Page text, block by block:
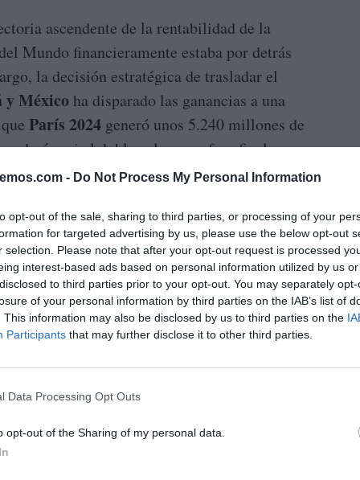
- Do Not Process My Personal Information
opt-out of the sale, sharing to third parties, or processing of your
for targeted advertising by us, please use the below opt-out
selection. Please note that after your opt-out request is processed
interest-based ads based on personal information utilized by us
to third parties prior to your opt-out. You may separately
of your personal information by third parties on the IAB’s list of
This information may also be disclosed by us to third parties on the
Participants that may further disclose it to other third parties.
Data Processing Opt Outs
opt-out of the Sharing of my personal data.
ascendente de la rentabilidad de la
Mundo financieramente estaba por detrás
la decisión estratégica de trasladar el
y México ha disparado las ganancias a una
París 2024 generó unos 5.240 millones de
casi el doble solo en su fase final.
respecto al ciclo anterior no es
de ampliar el torneo de32 a 48 equiposha
de 64 a104 partidos, la FIFA ha
disponible para laventa de derechos
(prevista en más de 3.400 millones de
innovaciones como la venta independiente
Femeninay la monetización de fragmentos
ha permitido a la FIFA implementar
en otras regiones. El uso de